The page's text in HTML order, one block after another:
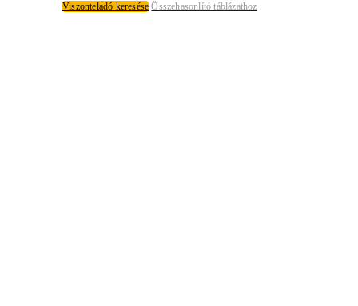
Viszonteladó keresése Összehasonlító táblázathoz